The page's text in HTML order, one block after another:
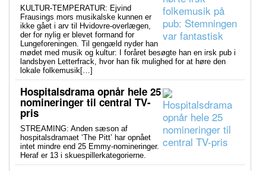
KULTUR-TEMPERATUR: Ejvind
Frausings mors musikalske kunnen er
ikke gået i arv til Hvidovre-overlægen,
der for nylig er blevet formand for
Lungeforeningen. Til gengæld nyder han
mødet med musik og kultur: I foråret besøgte han en irsk pub i
landsbyen Letterfrack, hvor han fik mulighed for at høre den
lokale folkemusik[…]
Hospitalsdrama opnår hele 25
nomineringer til central TV-
pris
STREAMING: Anden sæson af
hospitalsdramaet ‘The Pitt’ har opnået
intet mindre end 25 Emmy-nomineringer.
Heraf er 13 i skuespillerkategorierne.